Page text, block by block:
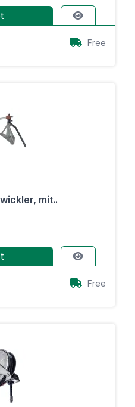
Free
mit..
Free